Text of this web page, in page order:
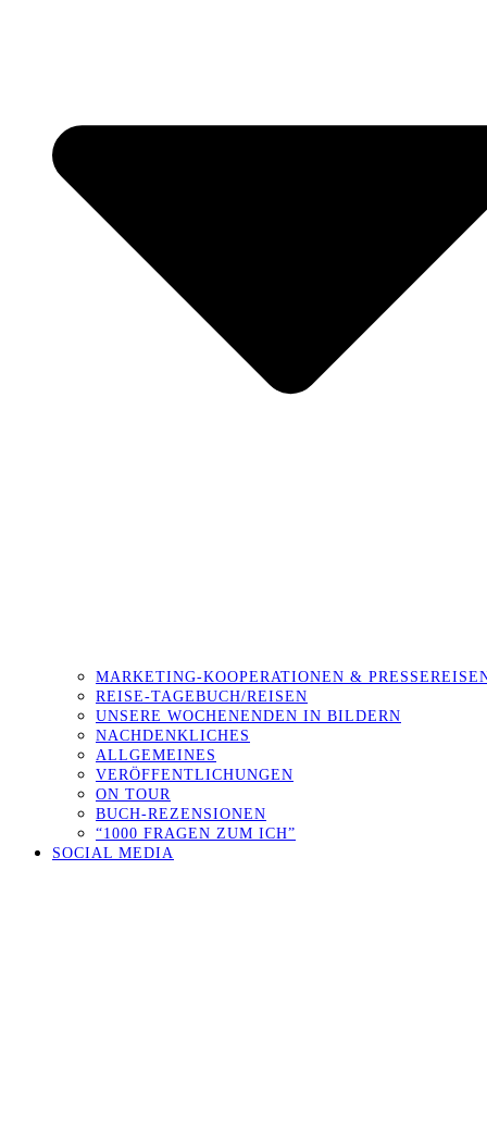
MARKETING-KOOPERATIONEN &
REISE-TAGEBUCH/REISEN
UNSERE WOCHENENDEN IN BILDERN
NACHDENKLICHES
ALLGEMEINES
VERÖFFENTLICHUNGEN
ON TOUR
BUCH-REZENSIONEN
“1000 FRAGEN ZUM ICH”
SOCIAL MEDIA